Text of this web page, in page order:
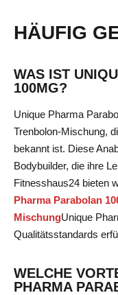
HÄUFIG
WAS IST
100MG?
Unique Pharma
Trenbolon-Mischung,
bekannt ist. Diese
Bodybuilder, die ihre
Fitnesshaus24 bieten
Pharma Parabolan
MischungUnique
Qualitätsstandards
WELCHE
PHARMA